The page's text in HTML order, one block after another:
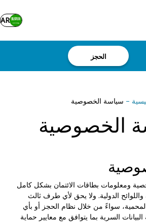
AR
الحجز
– سياسة الخصوصية
الخصوصية
ومعلومات بطاقات الائتمان بشكل كامل
الدولية. ولا يحق لأي طرف ثالث
سواءً من خلال نظام الحجز أو بأي
السرية بما يتوافق مع معايير حماية